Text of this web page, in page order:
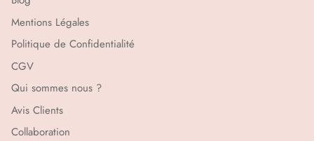
Mentions Légales
Politique de Confidentialité
CGV
Qui sommes nous ?
Avis Clients
Collaboration